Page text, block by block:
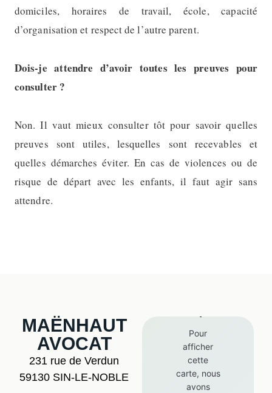
domiciles, horaires de travail, école, capacité
d’organisation et respect de l’autre parent.
Dois-je attendre d’avoir toutes les preuves pour
consulter ?
Non. Il vaut mieux consulter tôt pour savoir quelles
preuves sont utiles, lesquelles sont recevables et
quelles démarches éviter. En cas de violences ou de
risque de départ avec les enfants, il faut agir sans
attendre.
MAËNHAUT
AVOCAT
231 rue de Verdun
59130 SIN-LE-NOBLE
Pour
afficher
cette
carte, nous
avons